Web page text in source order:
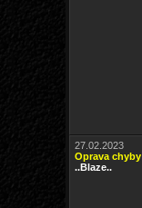
27.02.2023
Oprava chyby
..Blaze..